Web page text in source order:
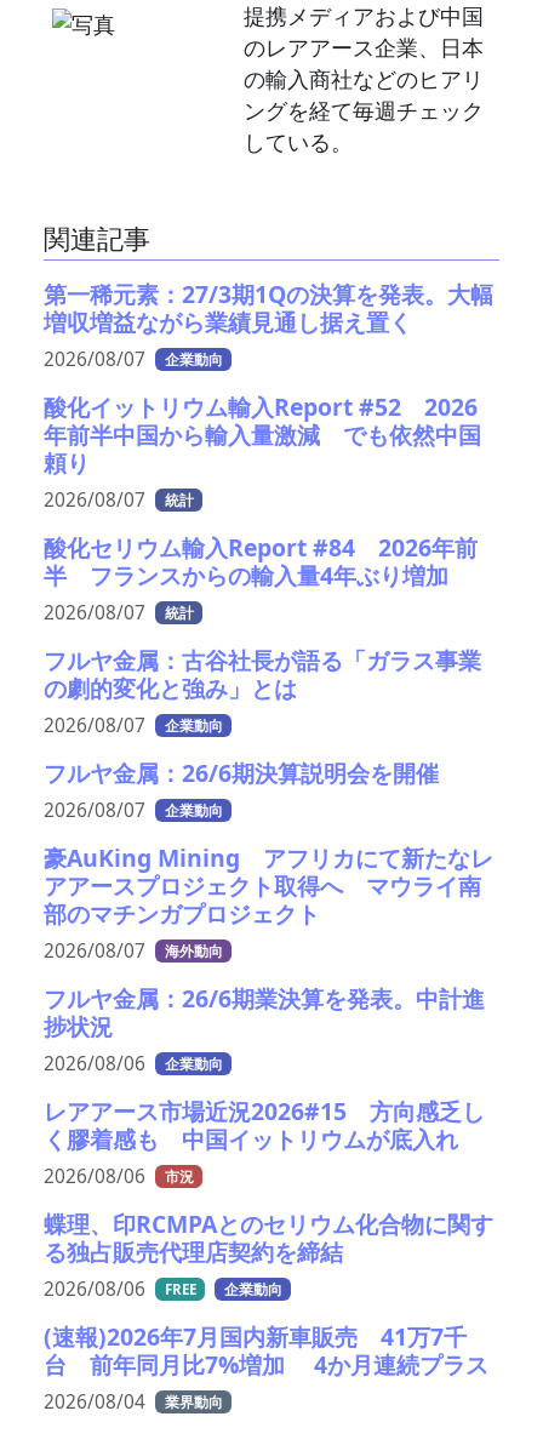
提携メディアおよび中国
のレアアース企業、日本
の輸入商社などのヒアリ
ングを経て毎週チェック
している。
関連記事
第一稀元素：27/3期1Qの決算を発表。大幅
増収増益ながら業績見通し据え置く
2026/08/07 企業動向
酸化イットリウム輸入Report #52 2026
年前半中国から輸入量激減 でも依然中国
頼り
2026/08/07 統計
酸化セリウム輸入Report #84 2026年前
半 フランスからの輸入量4年ぶり増加
2026/08/07 統計
フルヤ金属：古谷社長が語る「ガラス事業
の劇的変化と強み」とは
2026/08/07 企業動向
フルヤ金属：26/6期決算説明会を開催
2026/08/07 企業動向
豪AuKing Mining アフリカにて新たなレ
アアースプロジェクト取得へ マウライ南
部のマチンガプロジェクト
2026/08/07 海外動向
フルヤ金属：26/6期業決算を発表。中計進
捗状況
2026/08/06 企業動向
レアアース市場近況2026#15 方向感乏し
く膠着感も 中国イットリウムが底入れ
2026/08/06 市況
蝶理、印RCMPAとのセリウム化合物に関す
る独占販売代理店契約を締結
2026/08/06 FREE 企業動向
(速報)2026年7月国内新車販売 41万7千
台 前年同月比7%増加 4か月連続プラス
2026/08/04 業界動向